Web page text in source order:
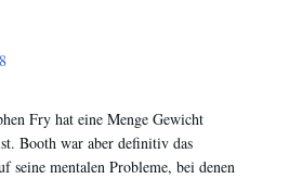
Fry hat eine Menge Gewicht
Booth war aber definitiv das
mentalen Probleme, bei denen